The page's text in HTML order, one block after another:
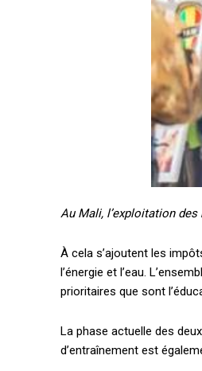
Au Mali, l’exploitation
À cela s’ajoutent les
l’énergie et l’eau.
prioritaires que sont
La phase actuelle des
d’entraînement est